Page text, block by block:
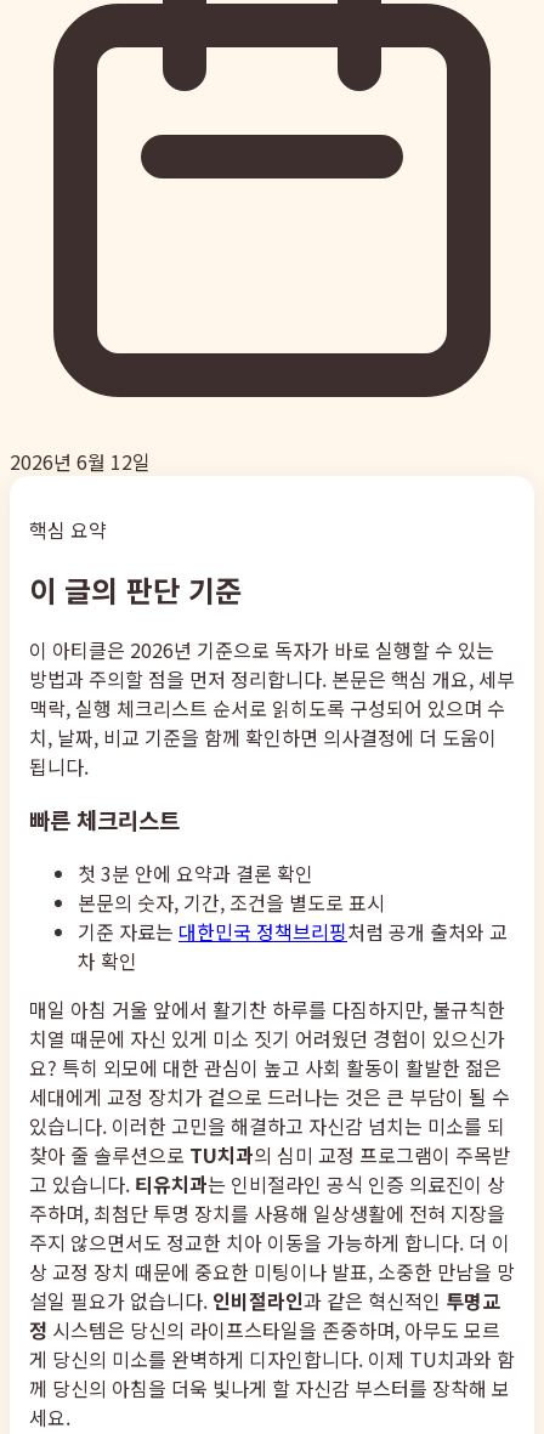
2026년 6월 12일
핵심 요약
이 글의 판단 기준
이 아티클은 2026년 기준으로 독자가 바로 실행할 수 있는
방법과 주의할 점을 먼저 정리합니다. 본문은 핵심 개요, 세부
맥락, 실행 체크리스트 순서로 읽히도록 구성되어 있으며 수
치, 날짜, 비교 기준을 함께 확인하면 의사결정에 더 도움이
됩니다.
빠른 체크리스트
첫 3분 안에 요약과 결론 확인
본문의 숫자, 기간, 조건을 별도로 표시
기준 자료는 대한민국 정책브리핑처럼 공개 출처와 교
차 확인
매일 아침 거울 앞에서 활기찬 하루를 다짐하지만, 불규칙한
치열 때문에 자신 있게 미소 짓기 어려웠던 경험이 있으신가
요? 특히 외모에 대한 관심이 높고 사회 활동이 활발한 젊은
세대에게 교정 장치가 겉으로 드러나는 것은 큰 부담이 될 수
있습니다. 이러한 고민을 해결하고 자신감 넘치는 미소를 되
찾아 줄 솔루션으로 TU치과의 심미 교정 프로그램이 주목받
고 있습니다. 티유치과는 인비절라인 공식 인증 의료진이 상
주하며, 최첨단 투명 장치를 사용해 일상생활에 전혀 지장을
주지 않으면서도 정교한 치아 이동을 가능하게 합니다. 더 이
상 교정 장치 때문에 중요한 미팅이나 발표, 소중한 만남을 망
설일 필요가 없습니다. 인비절라인과 같은 혁신적인 투명교
정 시스템은 당신의 라이프스타일을 존중하며, 아무도 모르
게 당신의 미소를 완벽하게 디자인합니다. 이제 TU치과와 함
께 당신의 아침을 더욱 빛나게 할 자신감 부스터를 장착해 보
세요.